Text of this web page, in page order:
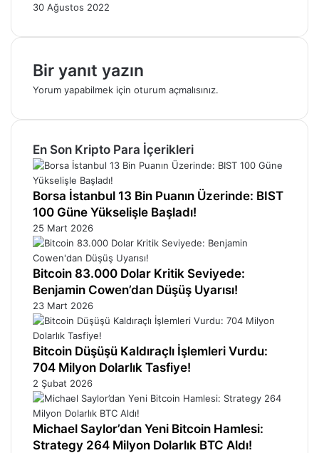
30 Ağustos 2022
Bir yanıt yazın
Yorum yapabilmek için oturum açmalısınız.
En Son Kripto Para İçerikleri
Borsa İstanbul 13 Bin Puanın Üzerinde: BIST
100 Güne Yükselişle Başladı!
25 Mart 2026
Bitcoin 83.000 Dolar Kritik Seviyede:
Benjamin Cowen’dan Düşüş Uyarısı!
23 Mart 2026
Bitcoin Düşüşü Kaldıraçlı İşlemleri Vurdu:
704 Milyon Dolarlık Tasfiye!
2 Şubat 2026
Michael Saylor’dan Yeni Bitcoin Hamlesi:
Strategy 264 Milyon Dolarlık BTC Aldı!